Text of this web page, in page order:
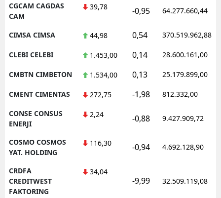
CGCAM CAGDAS
CAM
39,78 -0,95 64.277.660,44
CIMSA CIMSA 44,98 0,54 370.519.962,88
CLEBI CELEBI 1.453,00 0,14 28.600.161,00
CMBTN CIMBETON 1.534,00 0,13 25.179.899,00
CMENT CIMENTAS 272,75 -1,98 812.332,00
CONSE CONSUS
ENERJI
2,24 -0,88 9.427.909,72
COSMO COSMOS
YAT. HOLDING
116,30 -0,94 4.692.128,90
CRDFA
CREDITWEST
FAKTORING
34,04
-9,99 32.509.119,08